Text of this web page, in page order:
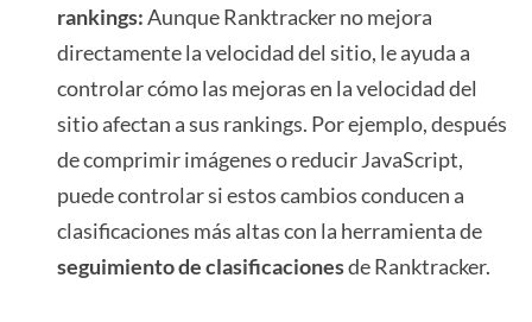
rankings:Aunque Ranktracker no mejora
directamente la velocidad del sitio, le ayuda a
controlar cómo las mejoras en la velocidad del
sitio afectan a sus rankings. Por ejemplo, después
de comprimir imágenes o reducir JavaScript,
puede controlar si estos cambios conducen a
clasificaciones más altas con la herramienta de
seguimiento de clasificacionesde Ranktracker.